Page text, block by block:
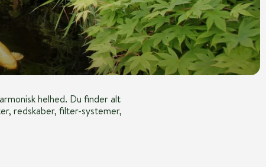
helhed. Du finder alt
redskaber, filter-systemer,